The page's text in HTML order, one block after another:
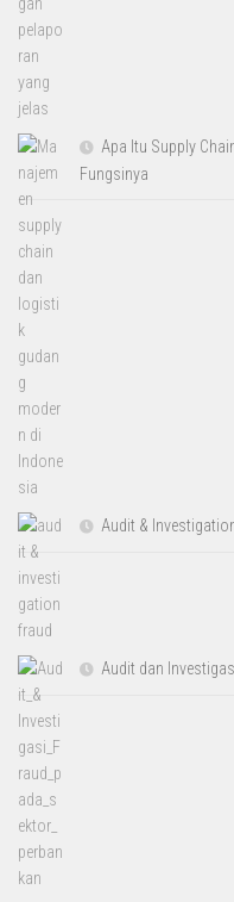
Apa Itu Supply
Fungsinya
Audit &
Audit dan